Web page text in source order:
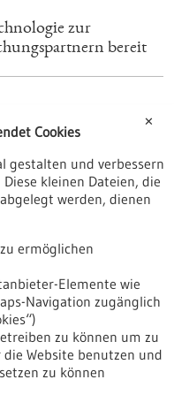
zur
bereit
bekannt
✕
Cookies
gestalten und verbessern
kleinen Dateien, die
werden, dienen
ermöglichen
Elemente wie
Navigation zugänglich
zu können um zu
Website benutzen und
zu können